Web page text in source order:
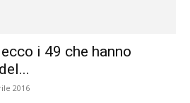
i 49 che hanno
2016